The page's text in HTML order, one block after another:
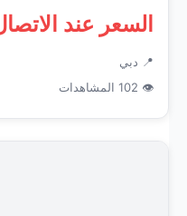
REVENU
السعر عند الاتصال
📍 دبي
👁 102 المشاهدات